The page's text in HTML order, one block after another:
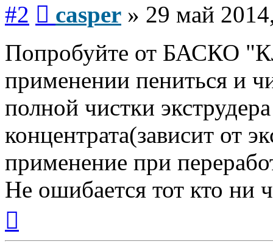
#2 casper » 29 май
Попробуйте от БАСКО
применении пениться и
полной чистки
концентрата(зависит от
применение при
Не ошибается тот кто ни
началу